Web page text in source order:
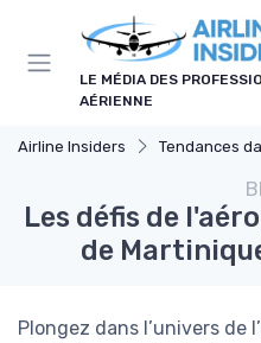
LE MÉDIA DES
AÉRIENNE
Airline Insiders Tendances dans les
Les défis de
de
Plongez dans l’univers de
Panneau de gestion des